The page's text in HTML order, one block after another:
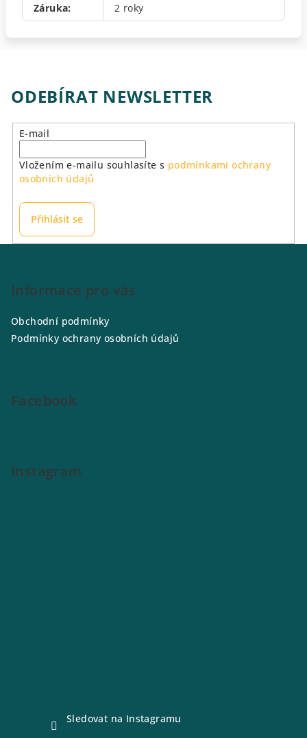
Záruka: 2 roky
ODEBÍRAT NEWSLETTER
E-mail
Vložením e-mailu souhlasíte s podmínkami ochrany
osobních údajů
Přihlásit se
Informace pro vás
Obchodní podmínky
Podmínky ochrany osobních údajů
Facebook
Instagram
Sledovat na Instagramu